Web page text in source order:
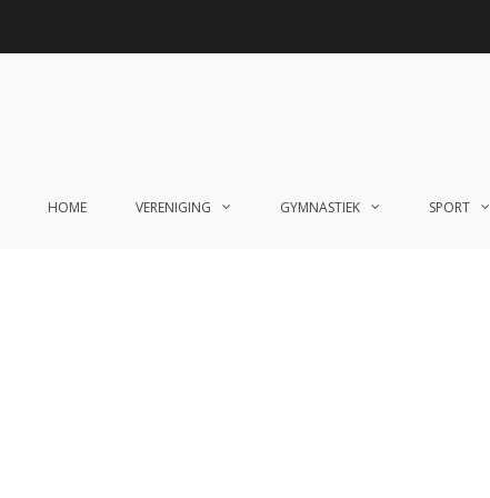
HOME VERENIGING GYMNASTIEK SPORT